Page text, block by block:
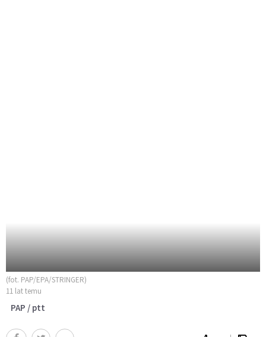
(fot. PAP/EPA/STRINGER)
11 lat temu
PAP / ptt